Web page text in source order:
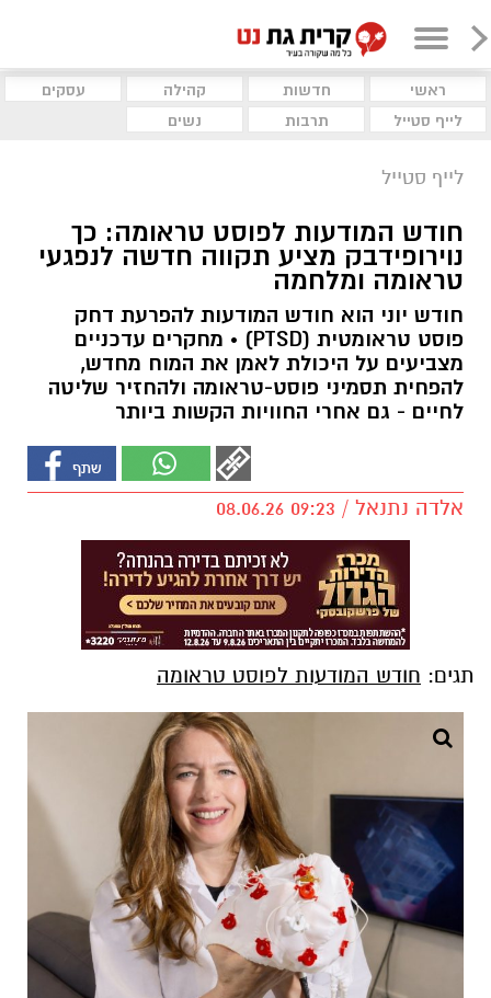
ראשי חדשות קהילה
עסקים
לייף סטייל
תרבות נשים
לייף סטייל
חודש המודעות לפוסט טראומה: כך
נוירופידבק מציע תקווה חדשה לנפגעי
טראומה ומלחמה
חודש יוני הוא חודש המודעות להפרעת דחק
פוסט טראומטית (PTSD) • מחקרים עדכניים
מצביעים על היכולת לאמן את המוח מחדש,
להפחית תסמיני פוסט-טראומה ולהחזיר שליטה
לחיים - גם אחרי החוויות הקשות ביותר
אלדה נתנאל / 09:23 08.06.26
תגים: חודש המודעות לפוסט טראומה